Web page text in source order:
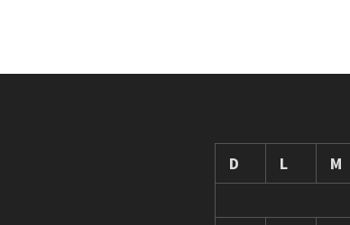
D
L M